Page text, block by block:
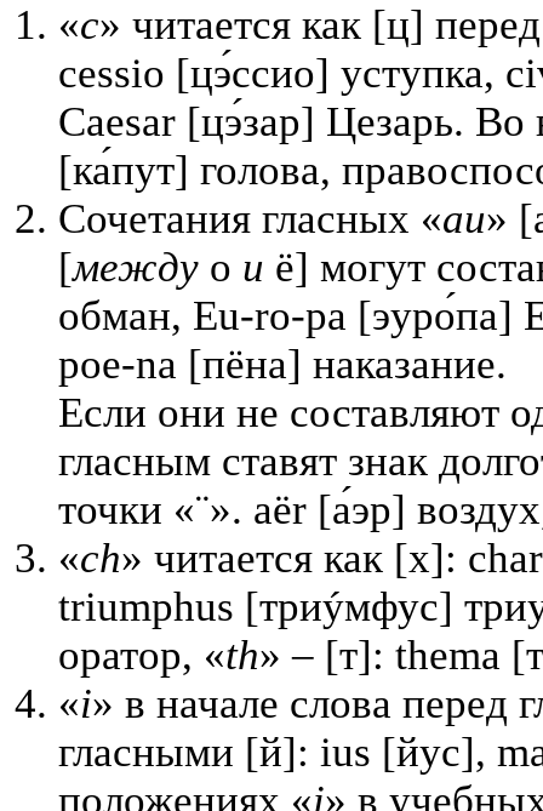
«с» читается как [ц]
cessio [цэ́ссио] уступка,
Caesar [цэ́зар] Цезарь.
[ка́пут] голова,
Сочетания гласных «au»
[между о и ё] могут
обман, Eu-ro-pa [эуро́па]
poe-na [пёна] наказание.
Если они не составляют
гласным ставят знак
точки «¨». aër [а́эр]
«ch» читается как [х]:
triumphus [триýмфус]
оратор, «th» – [т]: thema
«i» в начале слова перед
гласными [й]: ius [йус],
положениях «i» в